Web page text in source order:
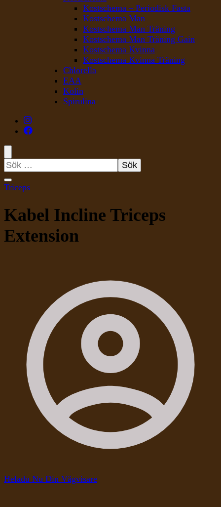
Kostschema – Periodisk Fasta
Kostschema Man
Kostschema Man Träning
Kostschema Man Träning Gain
Kostschema Kvinna
Kostschema Kvinna Träning
Chlorella
EAA
Kolin
Spirulina
Sök
efter:
Triceps
Kabel Incline Triceps
Extension
Heladu Nu Din Vägvisare